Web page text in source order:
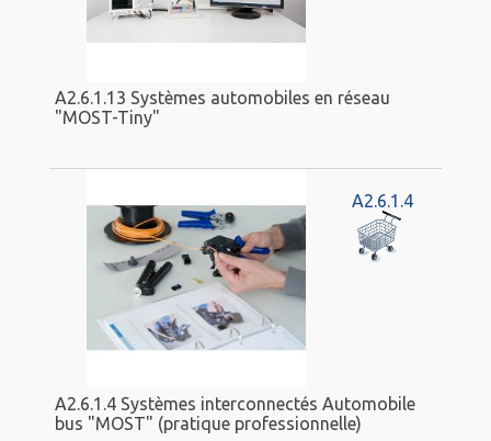
A2.6.1.13 Systèmes automobiles en réseau
"MOST-Tiny"
A2.6.1.4
A2.6.1.4 Systèmes interconnectés Automobile
bus "MOST" (pratique professionnelle)